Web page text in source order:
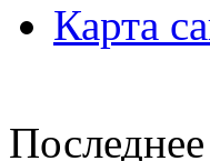
Карта